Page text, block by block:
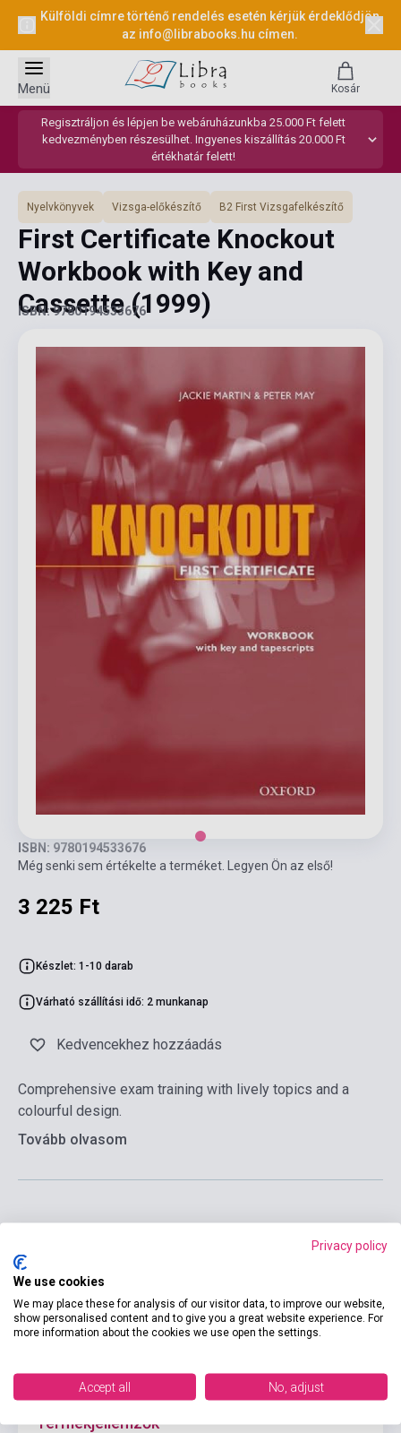
Külföldi címre történő rendelés esetén kérjük érdeklődjön
az info@librabooks.hu címen.
Regisztráljon és lépjen be webáruházunkba 25.000 Ft felett
kedvezményben részesülhet. Ingyenes kiszállítás 20.000 Ft
értékhatár felett!
Menü Kosár
Nyelvkönyvek Vizsga-előkészítő B2 First Vizsgafelkészítő
First Certificate Knockout
Workbook with Key and
Cassette(1999)
ISBN: 9780194533676
ISBN: 9780194533676
Még senki sem értékelte a terméket. Legyen Ön az első!
3 225 Ft
Készlet: 1-10 darab
Várható szállítási idő: 2 munkanap
Kedvencekhez hozzáadás
Comprehensive exam training with lively topics and a
colourful design.
Tovább olvasom
Kosárba
Termékjellemzők
Privacy policy
We use cookies
We may place these for analysis of our visitor data, to improve our website,
show personalised content and to give you a great website experience. For
more information about the cookies we use open the settings.
Accept all No, adjust